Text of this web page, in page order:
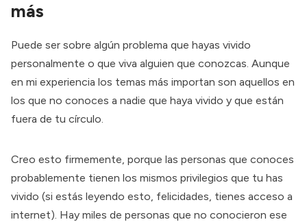
más
Puede ser sobre algún problema que hayas vivido
personalmente o que viva alguien que conozcas. Aunque
en mi experiencia los temas más importan son aquellos en
los que no conoces a nadie que haya vivido y que están
fuera de tu círculo.
Creo esto firmemente, porque las personas que conoces
probablemente tienen los mismos privilegios que tu has
vivido (si estás leyendo esto, felicidades, tienes acceso a
internet). Hay miles de personas que no conocieron ese